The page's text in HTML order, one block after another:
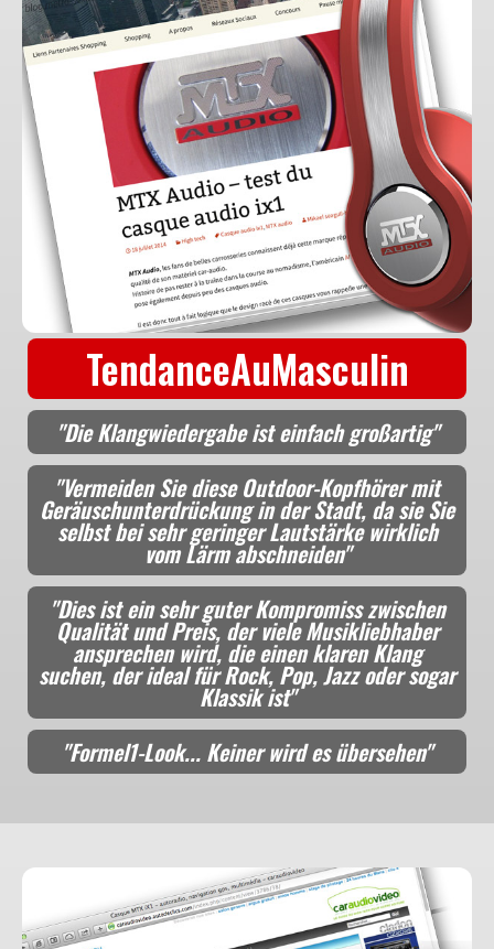
TendanceAuMasculin
"Die Klangwiedergabe ist einfach großartig"
"Vermeiden Sie diese Outdoor-Kopfhörer mit
Geräuschunterdrückung in der Stadt, da sie Sie
selbst bei sehr geringer Lautstärke wirklich
vom Lärm abschneiden"
"Dies ist ein sehr guter Kompromiss zwischen
Qualität und Preis, der viele Musikliebhaber
ansprechen wird, die einen klaren Klang
suchen, der ideal für Rock, Pop, Jazz oder sogar
Klassik ist"
"Formel1-Look... Keiner wird es übersehen"